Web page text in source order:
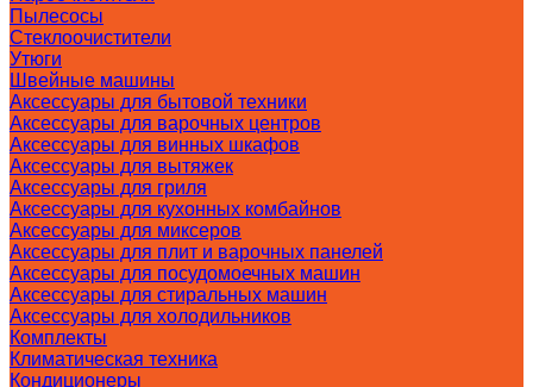
Пылесосы
Стеклоочистители
Утюги
Швейные машины
Аксессуары для бытовой техники
Аксессуары для варочных центров
Аксессуары для винных шкафов
Аксессуары для вытяжек
Аксессуары для гриля
Аксессуары для кухонных комбайнов
Аксессуары для миксеров
Аксессуары для плит и варочных панелей
Аксессуары для посудомоечных машин
Аксессуары для стиральных машин
Аксессуары для холодильников
Комплекты
Климатическая техника
Кондиционеры